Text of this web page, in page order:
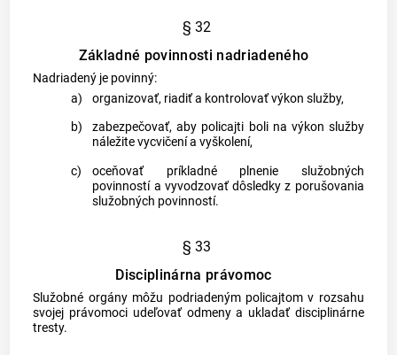
§ 32
Základné povinnosti nadriadeného
Nadriadený je povinný:
a)
organizovať, riadiť a kontrolovať výkon služby,
b)
zabezpečovať, aby policajti boli na výkon služby
náležite vycvičení a vyškolení,
c)
oceňovať príkladné plnenie služobných
povinností a vyvodzovať dôsledky z porušovania
služobných povinností.
§ 33
Disciplinárna právomoc
Služobné orgány môžu podriadeným policajtom v rozsahu
svojej právomoci udeľovať odmeny a ukladať disciplinárne
tresty.